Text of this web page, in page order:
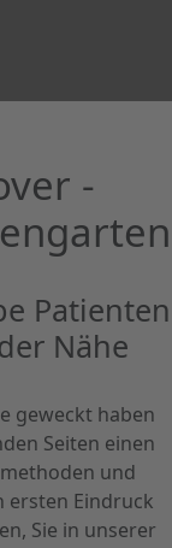
-
Patienten
Nähe
geweckt haben
Seiten einen
und
ersten Eindruck
Sie in unserer